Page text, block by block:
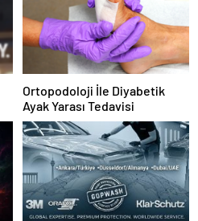
Ortopodoloji İle Diyabetik
Ayak Yarası Tedavisi